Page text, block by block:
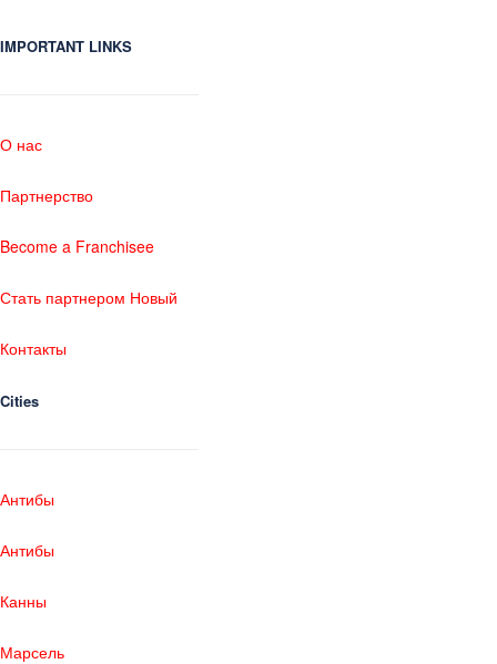
IMPORTANT LINKS
О нас
Партнерство
Become a Franchisee
Стать партнером Новый
Контакты
Cities
Антибы
Антибы
Канны
Марсель